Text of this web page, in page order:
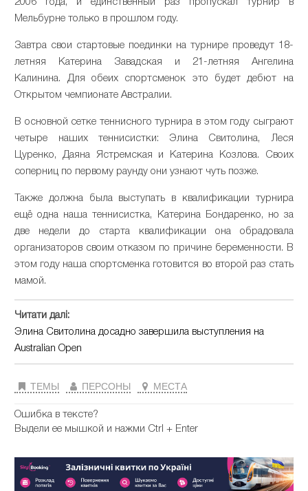
Мельбурне только в прошлом году.
Завтра свои стартовые поединки на турнире проведут 18-
летняя Катерина Завадская и 21-летняя Ангелина
Калинина. Для обеих спортсменок это будет дебют на
Открытом чемпионате Австралии.
В основной сетке теннисного турнира в этом году сыграют
четыре наших теннисистки: Элина Свитолина, Леся
Цуренко, Даяна Ястремская и Катерина Козлова. Своих
соперниц по первому раунду они узнают чуть позже.
Также должна была выступать в квалификации турнира
ещё одна наша теннисистка, Катерина Бондаренко, но за
две недели до старта квалификации она обрадовала
организаторов своим отказом по причине беременности. В
этом году наша спортсменка готовится во второй раз стать
мамой.
Читати далі:
Элина Свитолина досадно завершила выступления на
Australian Open
ТЕМЫ ПЕРСОНЫ МЕСТА
Ошибка в тексте?
Выдели ее мышкой и нажми Ctrl + Enter